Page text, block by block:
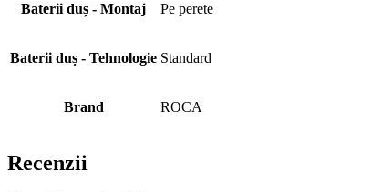
Baterii duș - Montaj Pe perete
Baterii duș - Tehnologie Standard
Brand ROCA
Recenzii